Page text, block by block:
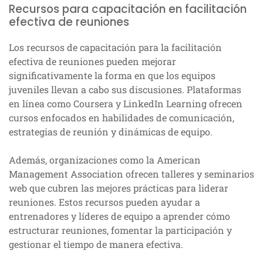
Recursos para capacitación en facilitación
efectiva de reuniones
Los recursos de capacitación para la facilitación
efectiva de reuniones pueden mejorar
significativamente la forma en que los equipos
juveniles llevan a cabo sus discusiones. Plataformas
en línea como Coursera y LinkedIn Learning ofrecen
cursos enfocados en habilidades de comunicación,
estrategias de reunión y dinámicas de equipo.
Además, organizaciones como la American
Management Association ofrecen talleres y seminarios
web que cubren las mejores prácticas para liderar
reuniones. Estos recursos pueden ayudar a
entrenadores y líderes de equipo a aprender cómo
estructurar reuniones, fomentar la participación y
gestionar el tiempo de manera efectiva.